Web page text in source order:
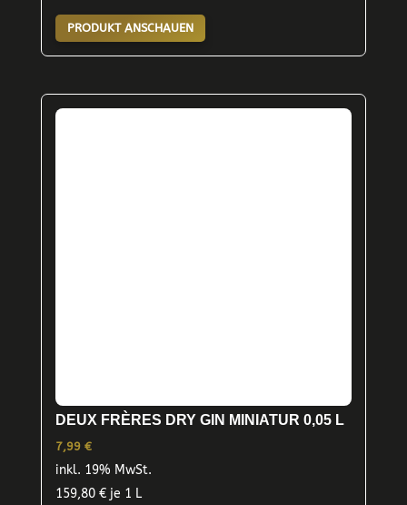
PRODUKT ANSCHAUEN
DEUX FRÈRES DRY GIN MINIATUR 0,05 L
7,99 €
inkl. 19% MwSt.
159,80 €je 1 L